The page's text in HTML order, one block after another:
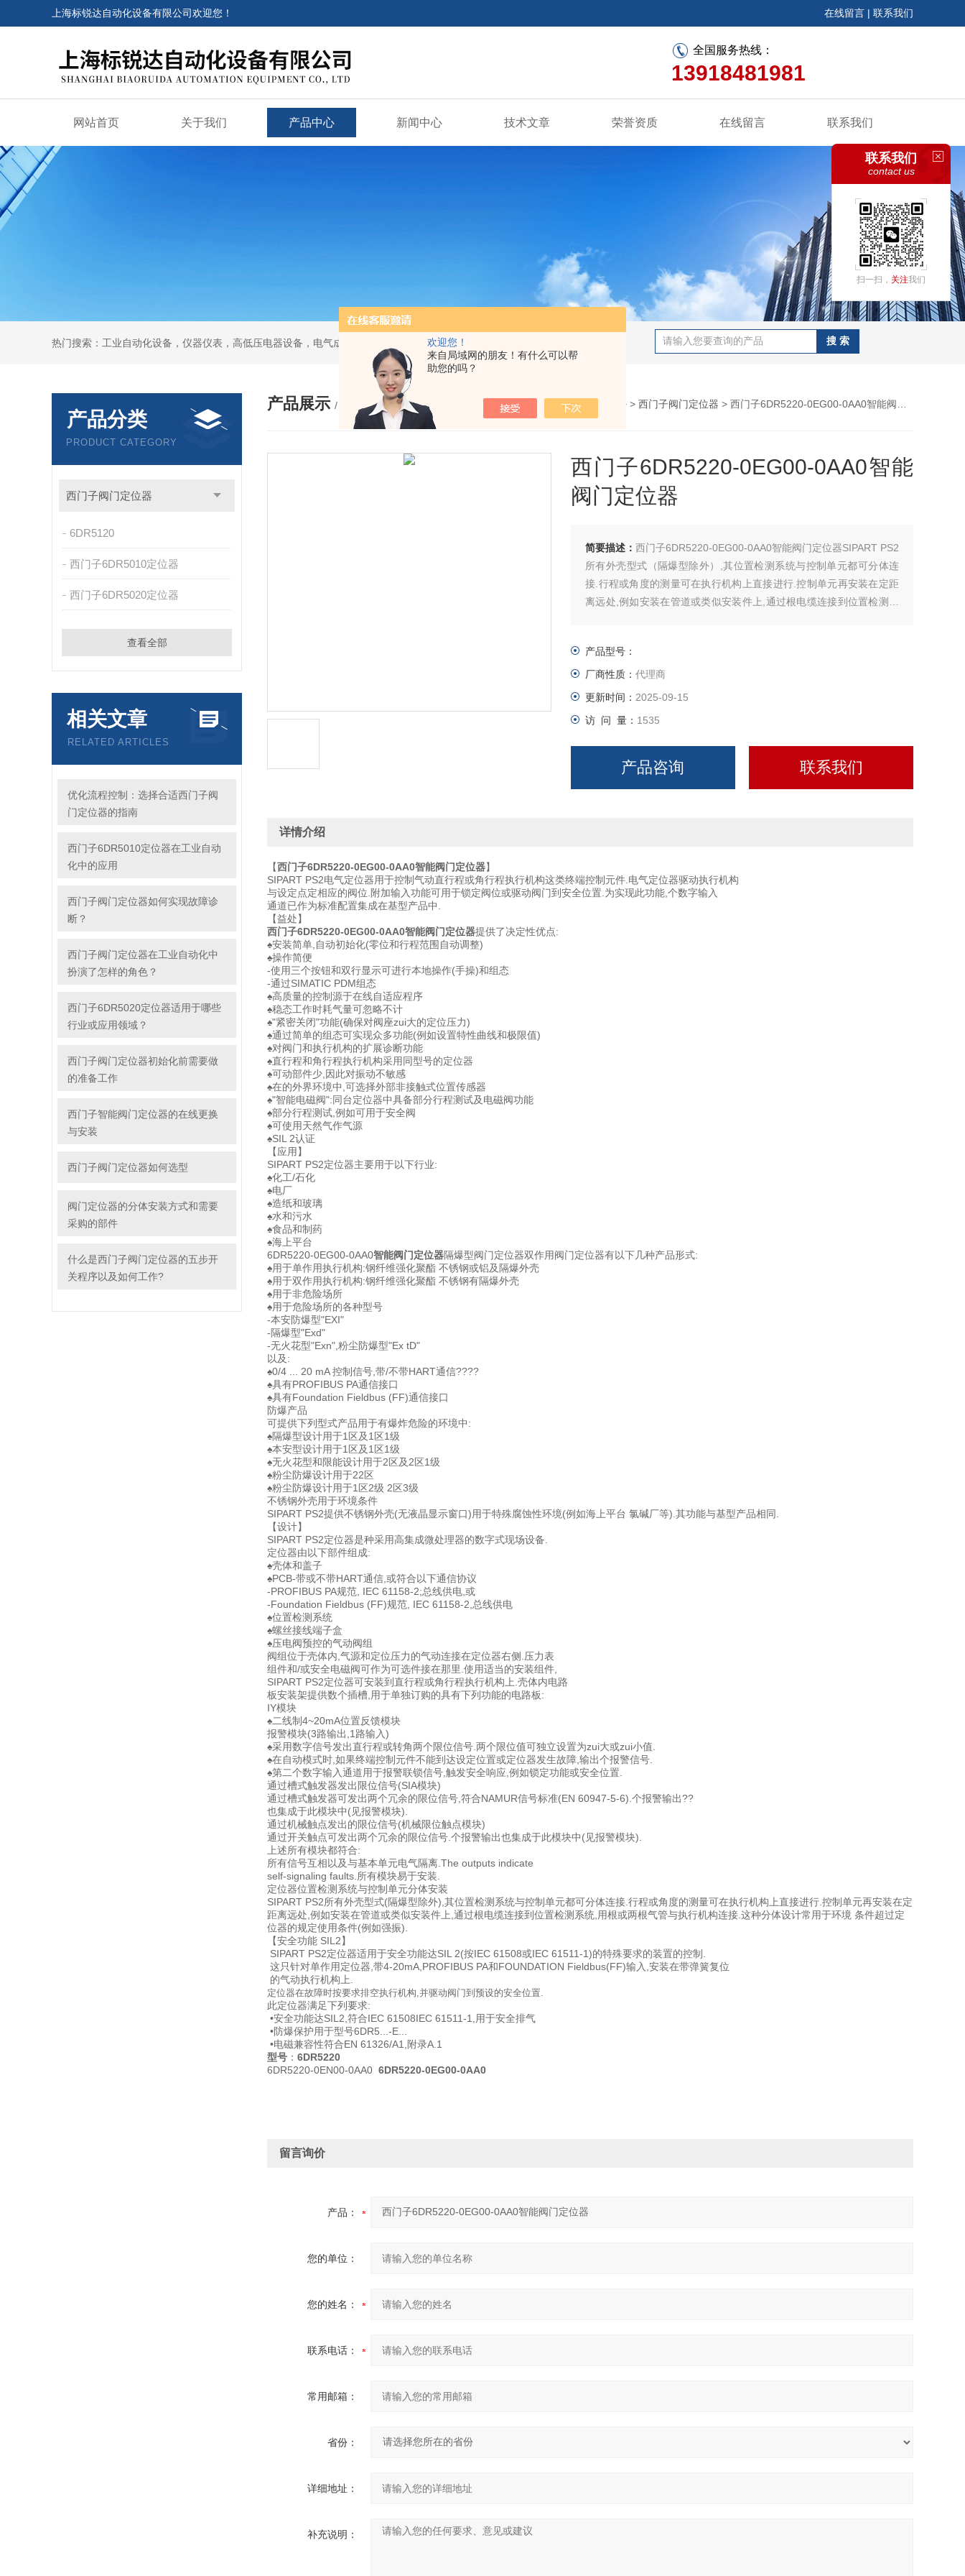
欢迎您！
来自局域网的朋友！有什么可以帮
助您的吗？
上海标锐达自动化设备有限公司欢迎您！ 在线留言 | 联系我们
全国服务热线：
13918481981
网站首页 关于我们 产品中心 新闻中心 技术文章 荣誉资质 在线留言 联系我们
热门搜索：工业自动化设备，仪器仪表，高低压电器设备，电气成套设备
产品分类
PRODUCT CATEGORY
西门子阀门定位器
6DR5120
西门子6DR5010定位器
西门子6DR5020定位器
查看全部
相关文章
RELATED ARTICLES
优化流程控制：选择合适西门子阀
门定位器的指南
西门子6DR5010定位器在工业自动
化中的应用
西门子阀门定位器如何实现故障诊
断？
西门子阀门定位器在工业自动化中
扮演了怎样的角色？
西门子6DR5020定位器适用于哪些
行业或应用领域？
西门子阀门定位器初始化前需要做
的准备工作
西门子智能阀门定位器的在线更换
与安装
西门子阀门定位器如何选型
阀门定位器的分体安装方式和需要
采购的部件
什么是西门子阀门定位器的五步开
关程序以及如何工作?
产品展示 / PRODUCTS 您的位置： 网站首页>产品展示 > > 西门子阀门定位器 > 西门子6DR5220-0EG00-0AA0智能阀门定位器
西门子6DR5220-0EG00-0AA0智能
阀门定位器
简要描述： 西门子6DR5220-0EG00-0AA0智能阀门定位器SIPART PS2
所有外壳型式（隔爆型除外）,其位置检测系统与控制单元都可分体连
接.行程或角度的测量可在执行机构上直接进行.控制单元再安装在定距
离远处,例如安装在管道或类似安装件上,通过根电缆连接到位置检测系
产品型号：
厂商性质： 代理商
更新时间： 2025-09-15
访 问 量： 1535
产品咨询 联系我们
详情介绍
【西门子6DR5220-0EG00-0AA0智能阀门定位器】
SIPART PS2电气定位器用于控制气动直行程或角行程执行机构这类终端控制元件.电气定位器驱动执行机构
与设定点定相应的阀位.附加输入功能可用于锁定阀位或驱动阀门到安全位置.为实现此功能,个数字输入
通道已作为标准配置集成在基型产品中.
【益处】
西门子6DR5220-0EG00-0AA0智能阀门定位器提供了决定性优点:
♠安装简单,自动初始化(零位和行程范围自动调整)
♠操作简便
-使用三个按钮和双行显示可进行本地操作(手操)和组态
-通过SIMATIC PDM组态
♠高质量的控制源于在线自适应程序
♠稳态工作时耗气量可忽略不计
♠"紧密关闭"功能(确保对阀座zui大的定位压力)
♠通过简单的组态可实现众多功能(例如设置特性曲线和极限值)
♠对阀门和执行机构的扩展诊断功能
♠直行程和角行程执行机构采用同型号的定位器
♠可动部件少,因此对振动不敏感
♠在的外界环境中,可选择外部非接触式位置传感器
♠"智能电磁阀":同台定位器中具备部分行程测试及电磁阀功能
♠部分行程测试,例如可用于安全阀
♠可使用天然气作气源
♠SIL 2认证
【应用】
SIPART PS2定位器主要用于以下行业:
♠化工/石化
♠电厂
♠造纸和玻璃
♠水和污水
♠食品和制药
♠海上平台
6DR5220-0EG00-0AA0智能阀门定位器隔爆型阀门定位器双作用阀门定位器有以下几种产品形式:
♠用于单作用执行机构:钢纤维强化聚酯 不锈钢或铝及隔爆外壳
♠用于双作用执行机构:钢纤维强化聚酯 不锈钢有隔爆外壳
♠用于非危险场所
♠用于危险场所的各种型号
-本安防爆型"EXI"
-隔爆型"Exd"
-无火花型"Exn",粉尘防爆型"Ex tD"
以及:
♠0/4 ... 20 mA 控制信号,带/不带HART通信????
♠具有PROFIBUS PA通信接口
♠具有Foundation Fieldbus (FF)通信接口
防爆产品
可提供下列型式产品用于有爆炸危险的环境中:
♠隔爆型设计用于1区及1区1级
♠本安型设计用于1区及1区1级
♠无火花型和限能设计用于2区及2区1级
♠粉尘防爆设计用于22区
♠粉尘防爆设计用于1区2级 2区3级
不锈钢外壳用于环境条件
SIPART PS2提供不锈钢外壳(无液晶显示窗口)用于特殊腐蚀性环境(例如海上平台 氯碱厂等).其功能与基型产品相同.
【设计】
SIPART PS2定位器是种采用高集成微处理器的数字式现场设备.
定位器由以下部件组成:
♠壳体和盖子
♠PCB-带或不带HART通信,或符合以下通信协议
-PROFIBUS PA规范, IEC 61158-2;总线供电,或
-Foundation Fieldbus (FF)规范, IEC 61158-2,总线供电
♠位置检测系统
♠螺丝接线端子盒
♠压电阀预控的气动阀组
阀组位于壳体内,气源和定位压力的气动连接在定位器右侧.压力表
组件和/或安全电磁阀可作为可选件接在那里.使用适当的安装组件,
SIPART PS2定位器可安装到直行程或角行程执行机构上.壳体内电路
板安装架提供数个插槽,用于单独订购的具有下列功能的电路板:
IY模块
♠二线制4~20mA位置反馈模块
报警模块(3路输出,1路输入)
♠采用数字信号发出直行程或转角两个限位信号.两个限位值可独立设置为zui大或zui小值.
♠在自动模式时,如果终端控制元件不能到达设定位置或定位器发生故障,输出个报警信号.
♠第二个数字输入通道用于报警联锁信号,触发安全响应,例如锁定功能或安全位置.
通过槽式触发器发出限位信号(SIA模块)
通过槽式触发器可发出两个冗余的限位信号,符合NAMUR信号标准(EN 60947-5-6).个报警输出??
也集成于此模块中(见报警模块).
通过机械触点发出的限位信号(机械限位触点模块)
通过开关触点可发出两个冗余的限位信号.个报警输出也集成于此模块中(见报警模块).
上述所有模块都符合:
所有信号互相以及与基本单元电气隔离.The outputs indicate
self-signaling faults.所有模块易于安装.
定位器位置检测系统与控制单元分体安装
SIPART PS2所有外壳型式(隔爆型除外),其位置检测系统与控制单元都可分体连接.行程或角度的测量可在执行机构上直接进行.控制单元再安装在定
距离远处,例如安装在管道或类似安装件上,通过根电缆连接到位置检测系统,用根或两根气管与执行机构连接.这种分体设计常用于环境 条件超过定
位器的规定使用条件(例如强振).
【安全功能 SIL2】
SIPART PS2定位器适用于安全功能达SIL 2(按IEC 61508或IEC 61511-1)的特殊要求的装置的控制.
这只针对单作用定位器,带4-20mA,PROFIBUS PA和FOUNDATION Fieldbus(FF)输入,安装在带弹簧复位
的气动执行机构上.
定位器在故障时按要求排空执行机构,并驱动阀门到预设的安全位置.
此定位器满足下列要求:
•安全功能达SIL2,符合IEC 61508IEC 61511-1,用于安全排气
•防爆保护用于型号6DR5...-E...
•电磁兼容性符合EN 61326/A1,附录A.1
型号 ： 6DR5220
6DR5220-0EN00-0AA0 6DR5220-0EG00-0AA0
留言询价
产品：
您的单位：
您的姓名：
联系电话：
常用邮箱：
省份：
详细地址：
补充说明：
联系我们
contact us
扫一扫， 关注我们